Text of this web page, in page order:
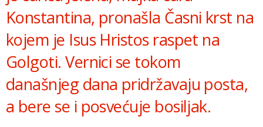
Konstantina, pronašla Časni krst na
kojem je Isus Hristos raspet na
Golgoti. Vernici se tokom
današnjeg dana pridržavaju posta,
a bere se i posvećuje bosiljak.